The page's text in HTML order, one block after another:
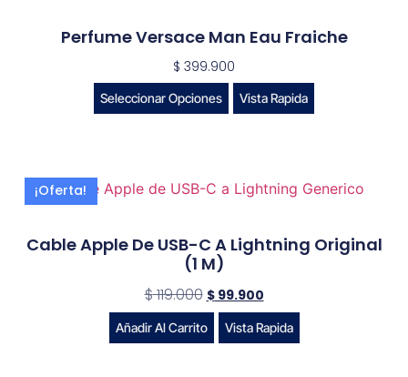
Perfume Versace Man Eau Fraiche
$ 399.900
Seleccionar Opciones Vista Rapida
¡Oferta!
Cable Apple De USB-C A Lightning Original
(1 M)
$119.000 $99.900
Añadir Al Carrito Vista Rapida